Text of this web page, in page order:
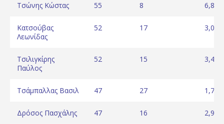
Τσώνης Κώστας 55 8 6,88
Κατσούβας
Λεωνίδας
52 17 3,06
Τσιλιγκίρης
Παύλος
52 15 3,47
Τσάμπαλλας Βασιλ 47 27 1,74
Δρόσος Πασχάλης 47 16 2,94